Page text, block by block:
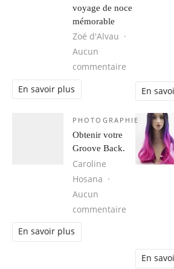
voyage de noce
mémorable
Zoé d'Alvau
Aucun
commentaire sur Cuba,
En savoir plus En
PHOTOGRAPHIE
Obtenir votre
Groove Back.
Caroline
Hosana
Aucun
commentaire sur
En savoir plus
En